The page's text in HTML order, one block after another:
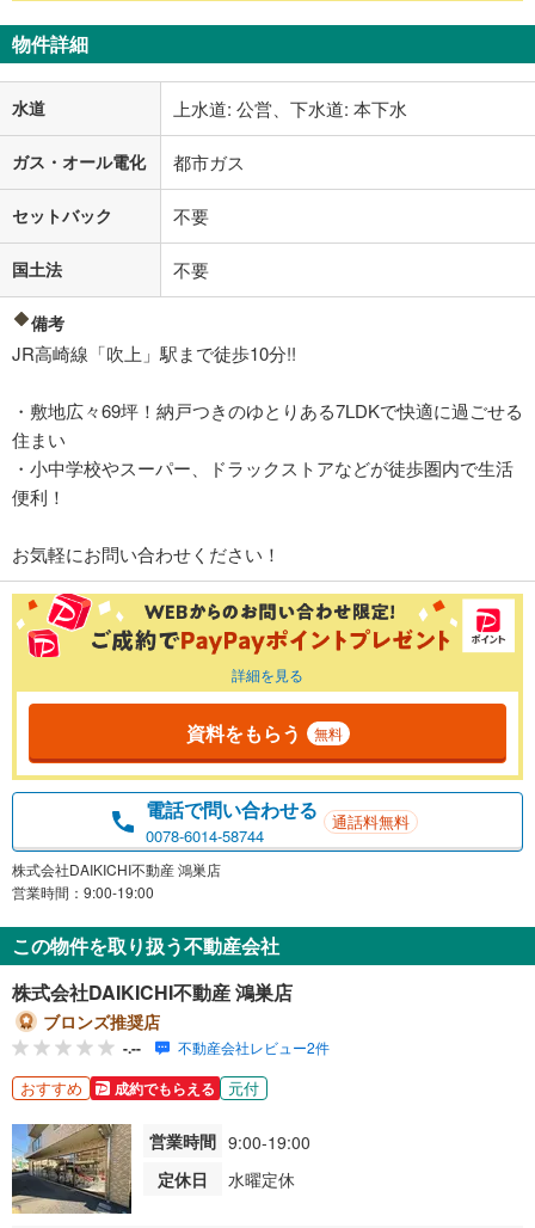
物件詳細
水道 上水道: 公営、下水道: 本下水
ガス・オール電化 都市ガス
セットバック 不要
国土法 不要
備考
JR高崎線「吹上」駅まで徒歩10分!!
・敷地広々69坪！納戸つきのゆとりある7LDKで快適に過ごせる
住まい
・小中学校やスーパー、ドラックストアなどが徒歩圏内で生活
便利！
お気軽にお問い合わせください！
詳細を見る
資料をもらう 無料
電話で問い合わせる
0078-6014-58744
通話料無料
株式会社DAIKICHI不動産 鴻巣店
営業時間：9:00-19:00
この物件を取り扱う不動産会社
株式会社DAIKICHI不動産 鴻巣店
ブロンズ推奨店
-.-- 不動産会社レビュー2件
おすすめ 成約でもらえる 元付
営業時間 9:00-19:00
定休日
水曜定休